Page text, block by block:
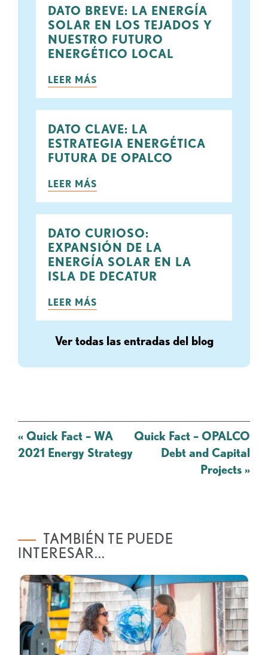
DATO BREVE: LA ENERGÍA
SOLAR EN LOS TEJADOS Y
NUESTRO FUTURO
ENERGÉTICO LOCAL
LEER MÁS
DATO CLAVE: LA
ESTRATEGIA ENERGÉTICA
FUTURA DE OPALCO
LEER MÁS
DATO CURIOSO:
EXPANSIÓN DE LA
ENERGÍA SOLAR EN LA
ISLA DE DECATUR
LEER MÁS
Ver todas las entradas del blog
Mensaje
de
« Quick Fact – WA
2021 Energy Strategy
Quick Fact – OPALCO
Debt and Capital
Projects »
TAMBIÉN TE PUEDE
INTERESAR...